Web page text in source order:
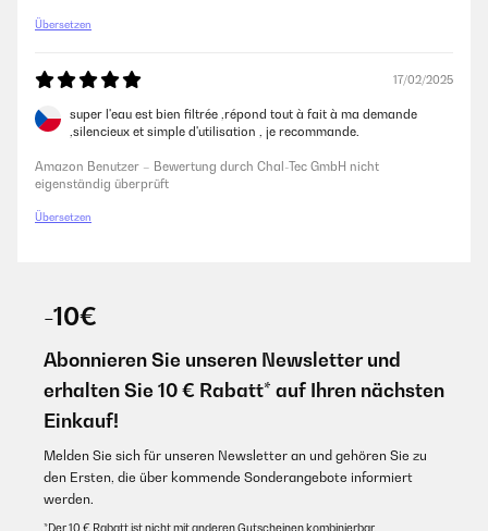
Übersetzen
17/02/2025
super l'eau est bien filtrée ,répond tout à fait à ma demande
,silencieux et simple d'utilisation , je recommande.
Amazon Benutzer – Bewertung durch Chal-Tec GmbH nicht
eigenständig überprüft
Übersetzen
-10€
Abonnieren Sie unseren Newsletter und
erhalten Sie 10 € Rabatt* auf Ihren nächsten
Einkauf!
Melden Sie sich für unseren Newsletter an und gehören Sie zu
den Ersten, die über kommende Sonderangebote informiert
werden.
*Der 10 € Rabatt ist nicht mit anderen Gutscheinen kombinierbar.